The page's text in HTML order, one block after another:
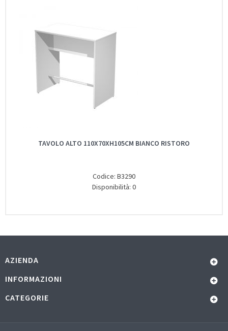
TAVOLO ALTO 110X70XH105CM BIANCO RISTORO
Codice: B3290
Disponibilità: 0
AZIENDA
INFORMAZIONI
CATEGORIE